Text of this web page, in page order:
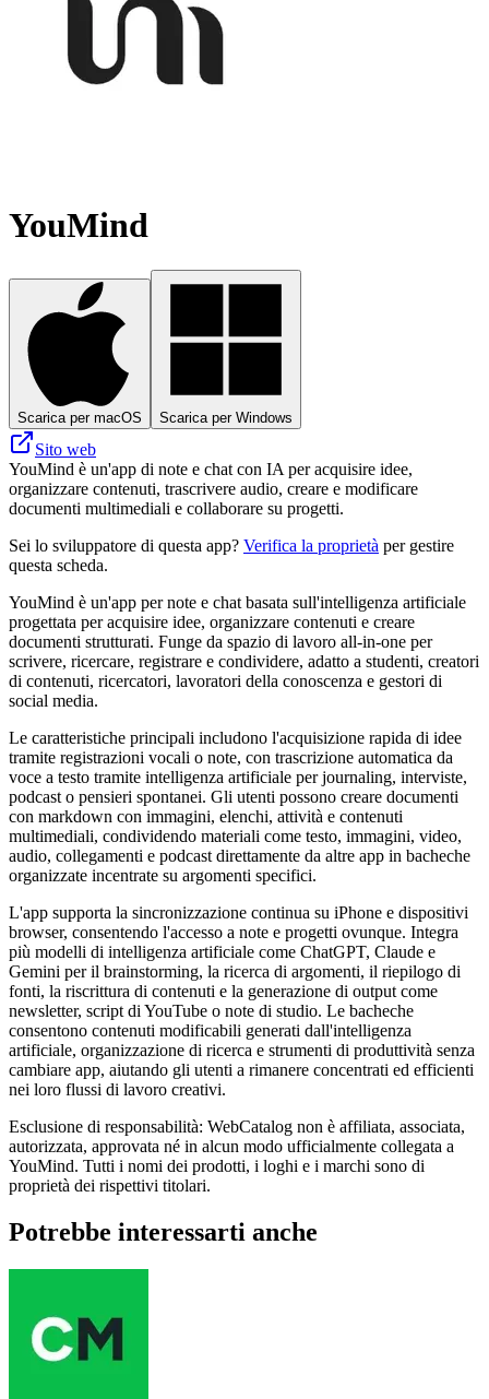
YouMind
Scarica per macOS Scarica per Windows
Sito web
YouMind è un'app di note e chat con IA per acquisire idee,
organizzare contenuti, trascrivere audio, creare e modificare
documenti multimediali e collaborare su progetti.
Sei lo sviluppatore di questa app? Verifica la proprietà per gestire
questa scheda.
YouMind è un'app per note e chat basata sull'intelligenza artificiale
progettata per acquisire idee, organizzare contenuti e creare
documenti strutturati. Funge da spazio di lavoro all-in-one per
scrivere, ricercare, registrare e condividere, adatto a studenti, creatori
di contenuti, ricercatori, lavoratori della conoscenza e gestori di
social media.
Le caratteristiche principali includono l'acquisizione rapida di idee
tramite registrazioni vocali o note, con trascrizione automatica da
voce a testo tramite intelligenza artificiale per journaling, interviste,
podcast o pensieri spontanei. Gli utenti possono creare documenti
con markdown con immagini, elenchi, attività e contenuti
multimediali, condividendo materiali come testo, immagini, video,
audio, collegamenti e podcast direttamente da altre app in bacheche
organizzate incentrate su argomenti specifici.
L'app supporta la sincronizzazione continua su iPhone e dispositivi
browser, consentendo l'accesso a note e progetti ovunque. Integra
più modelli di intelligenza artificiale come ChatGPT, Claude e
Gemini per il brainstorming, la ricerca di argomenti, il riepilogo di
fonti, la riscrittura di contenuti e la generazione di output come
newsletter, script di YouTube o note di studio. Le bacheche
consentono contenuti modificabili generati dall'intelligenza
artificiale, organizzazione di ricerca e strumenti di produttività senza
cambiare app, aiutando gli utenti a rimanere concentrati ed efficienti
nei loro flussi di lavoro creativi.
Esclusione di responsabilità: WebCatalog non è affiliata, associata,
autorizzata, approvata né in alcun modo ufficialmente collegata a
YouMind. Tutti i nomi dei prodotti, i loghi e i marchi sono di
proprietà dei rispettivi titolari.
Potrebbe interessarti anche